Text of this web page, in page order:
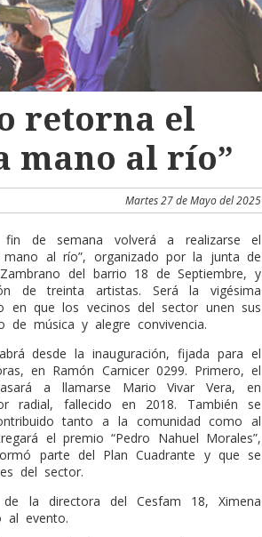
retorna el
mano al río”
Martes 27 de Mayo del 2025
de semana volverá a realizarse el
mano al río”, organizado por la junta de
del barrio 18 de Septiembre, y
de treinta artistas. Será la vigésima
en que los vecinos del sector unen sus
de música y alegre convivencia.
desde la inauguración, fijada para el
en Ramón Carnicer 0299. Primero, el
a llamarse Mario Vivar Vera, en
radial, fallecido en 2018. También se
tanto a la comunidad como al
el premio “Pedro Nahuel Morales”,
parte del Plan Cuadrante y que se
del sector.
la directora del Cesfam 18, Ximena
al evento.